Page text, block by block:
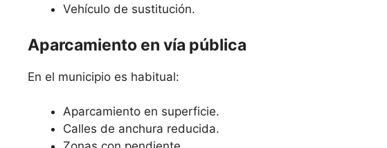
Vehículo de sustitución.
Aparcamiento en vía pública
En el municipio es habitual:
Aparcamiento en superficie.
Calles de anchura reducida.